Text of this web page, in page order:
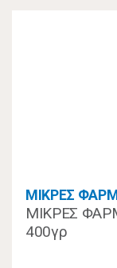
ΜΙΚΡΕΣ
ΜΙΚΡΕΣ
400γρ